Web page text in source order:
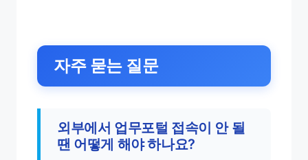
자주 묻는 질문
외부에서 업무포털 접속이 안 될
땐 어떻게 해야 하나요?